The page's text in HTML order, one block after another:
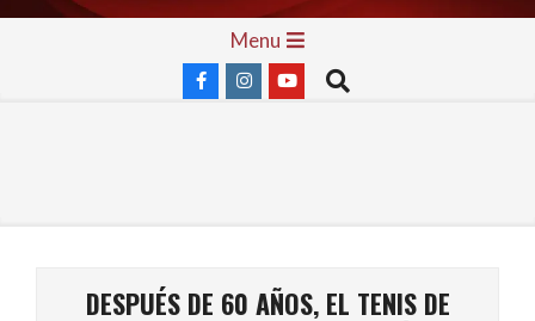
Skip
Menu
Search
DESPUÉS DE 60 AÑOS, EL TENIS DE